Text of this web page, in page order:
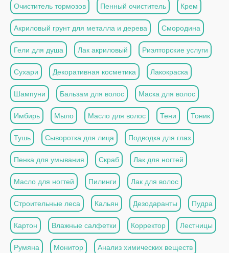
Очиститель тормозов Пенный очиститель Крем
Акриловый грунт для металла и дерева Смородина
Гели для душа Лак акриловый Риэлторские услуги
Сухари Декоративная косметика Лакокраска
Шампуни Бальзам для волос Маска для волос
Имбирь Мыло Масло для волос Тени Тоник
Тушь Сыворотка для лица Подводка для глаз
Пенка для умывания Скраб Лак для ногтей
Масло для ногтей Пилинги Лак для волос
Строительные леса Кальян Дезодаранты Пудра
Картон Влажные салфетки Корректор Лестницы
Румяна Монитор Анализ химических веществ